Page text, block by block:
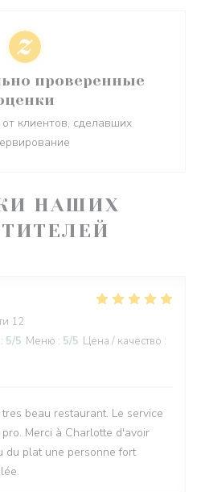
НАШИХ
12
: 5/5 Меню : 5/5 Цена / качество :
beau restaurant. Le service
Merci à Charlotte d'avoir
du plat une personne fort
проверенные
клиентов, сделавших